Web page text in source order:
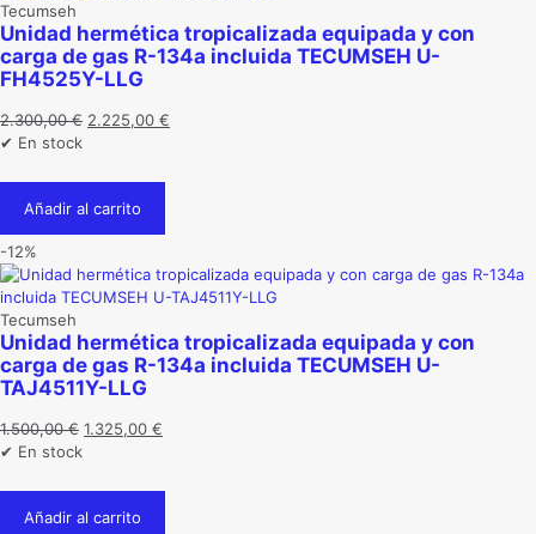
Tecumseh
Unidad hermética tropicalizada equipada y con
carga de gas R-134a incluida TECUMSEH U-
FH4525Y-LLG
2.300,00€ El
era:
2.300,00 €.
2.225,00 €
✔ En stock
Añadir al carrito
-12%
Tecumseh
Unidad hermética tropicalizada equipada y con
carga de gas R-134a incluida TECUMSEH U-
TAJ4511Y-LLG
1.500,00€ El
era:
1.500,00 €.
1.325,00 €
es:
✔ En stock
Añadir al carrito